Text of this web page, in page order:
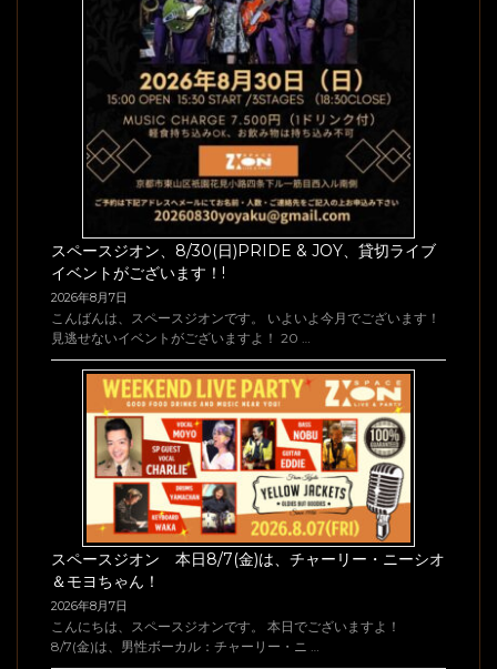
スペースジオン、8/30(日)PRIDE & JOY、貸切ライブ
イベントがございます！!
2026年8月7日
こんばんは、スペースジオンです。 いよいよ今月でございます！
見逃せないイベントがございますよ！ 20 …
スペースジオン 本日8/7(金)は、チャーリー・ニーシオ
＆モヨちゃん！
2026年8月7日
こんにちは、スペースジオンです。 本日でございますよ！
8/7(金)は、男性ボーカル：チャーリー・ニ …